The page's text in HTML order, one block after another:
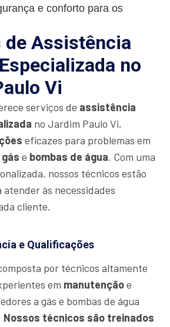
e conforto para os
de Assistência
no
Vi
serviços de assistência
no Jardim Paulo Vi,
eficazes para problemas em
e bombas de água. Com uma
nossos técnicos estão
às necessidades
cliente.
e Qualificações
por técnicos altamente
em manutençãoe
a gás e bombas de água
Nossos técnicos são treinados